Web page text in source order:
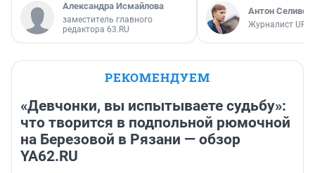
Александра Исмайлова
заместитель главного
редактора 63.RU
Антон
Журналист
РЕКОМЕНДУЕМ
«Девчонки, вы испытываете судьбу»:
что творится в подпольной рюмочной
на Березовой в Рязани — обзор
YA62.RU